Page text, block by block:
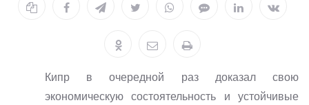
Кипр в очередной раз доказал свою
экономическую состоятельность и устойчивые